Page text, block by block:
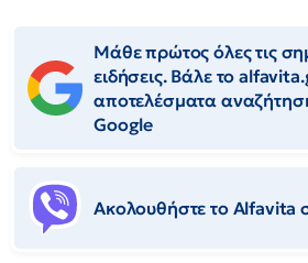
Μάθε πρώτος όλες τις
ειδήσεις. Βάλε το
αποτελέσματα
Google
Ακολουθήστε το Αlfavita